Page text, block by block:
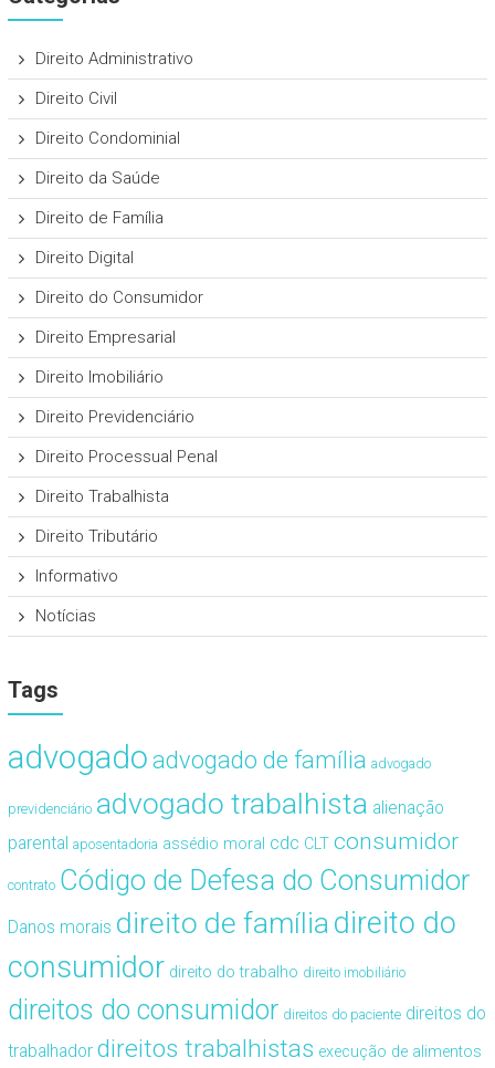
Direito Administrativo
Direito Civil
Direito Condominial
Direito da Saúde
Direito de Família
Direito Digital
Direito do Consumidor
Direito Empresarial
Direito Imobiliário
Direito Previdenciário
Direito Processual Penal
Direito Trabalhista
Direito Tributário
Informativo
Notícias
Tags
advogado advogado de família advogado
previdenciário advogado trabalhista alienação
parental aposentadoria assédio moral cdc CLT consumidor
contrato Código de Defesa do Consumidor
Danos morais direito de famíliadireito do
consumidor direito do trabalho direito imobiliário
direitos do consumidor direitos do paciente direitos do
trabalhador direitos trabalhistas execução de alimentos